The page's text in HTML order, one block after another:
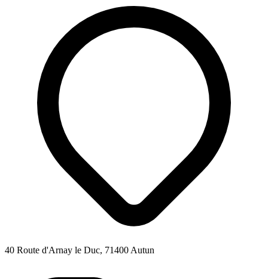
40 Route d'Arnay le Duc, 71400 Autun